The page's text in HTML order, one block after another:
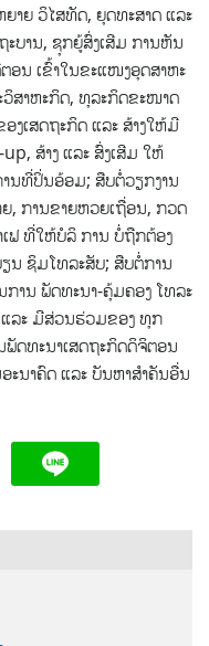
າຍ ວິໄສທັດ, ຍຸດທະສາດ ແລະ
ບານ, ຊຸກຍູ້ສົ່ງເສີມ ການຫັນ
ອນ ເຂົ້າໃນຂະແໜງອຸດສາຫະ
ວິສາຫະກິດ, ທຸລະກິດຂະໜາດ
ງເສດຖະກິດ ແລະ ສ້າງໃຫ້ມີ
ສ້າງ ແລະ ສົ່ງເສີມ ໃຫ້
ນທີ່ປິ່ນອ້ອມ; ສືບຕໍ່ວຽກງານ
, ການຂາຍຫວຍເຖື່ອນ, ກວດ
ຟ ທີ່ໃຫ້ບໍລິ ການ ບໍ່ຖືກຕ້ອງ
ນ ຊິມໂທລະສັບ; ສືບຕໍ່ການ
ການ ພັດທະນາ-ຄຸ້ມຄອງ ໂທລະ
ລະ ມີສ່ວນຮ່ວມຂອງ ທຸກ
ດທະນາເສດຖະກິດດິຈິຕອນ
ະນາຄົດ ແລະ ບັນຫາສຳຄັນອື່ນ